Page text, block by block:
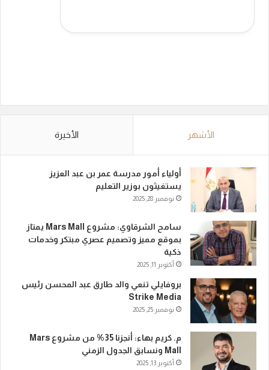
الأشهر الأخيرة
أولياء أمور مدرسة عمر بن عبد العزيز
يستغيثون بوزير التعليم
نوفمبر 28, 2025
سامح الشرقاوي: مشروع Mars Mall يمتاز
بموقع مميز وتصميم عصري مبتكر وخدمات
ذكية
أكتوبر 11, 2025
بروفايلي تنعي والد طارق عبد المحسن رئيس
Strike Media
نوفمبر 25, 2025
م. كريم بهاء: أنجزنا 35% من مشروع Mars
Mall ونسابق الجدول الزمني
أكتوبر 13, 2025